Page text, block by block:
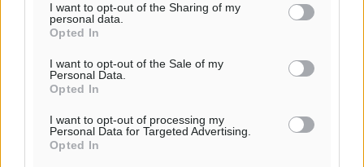
I want to opt-out of the Sharing of my
personal data.
Opted In
I want to opt-out of the Sale of my
Personal Data.
Opted In
I want to opt-out of processing my
Personal Data for Targeted Advertising.
Opted In
ΤΟΠΙΚΈΣ ΕΙΔΉΣΕΙΣ
Ακαθάριστα οικόπεδα: Τι γίνεται όταν ο ιδιοκτήτης δεν
πληρώνει τον λογαριασμό
09.08.26 · 09:28
Οδηγός στη Ρόδο τράκαρε σταθμευμένο αυτοκίνητο,
παρέσυρε 72χρονο και διέφυγε
09.08.26 · 09:15